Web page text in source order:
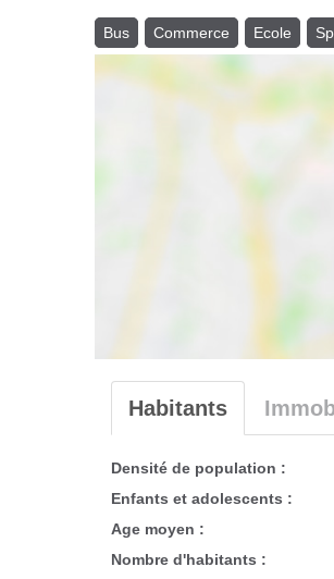
Bus Commerce Ecole
Habitants
Densité de population :
Enfants et adolescents :
Age moyen :
Nombre d'habitants :